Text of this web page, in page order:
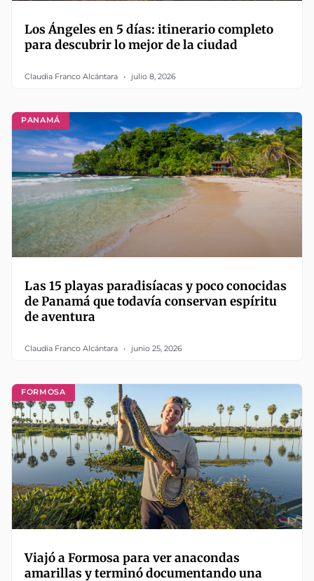
Los Ángeles en 5 días: itinerario completo
para descubrir lo mejor de la ciudad
Claudia Franco Alcántara julio 8, 2026
PANAMÁ
Las 15 playas paradisíacas y poco conocidas
de Panamá que todavía conservan espíritu
de aventura
Claudia Franco Alcántara junio 25, 2026
FORMOSA
Viajó a Formosa para ver anacondas
amarillas y terminó documentando una